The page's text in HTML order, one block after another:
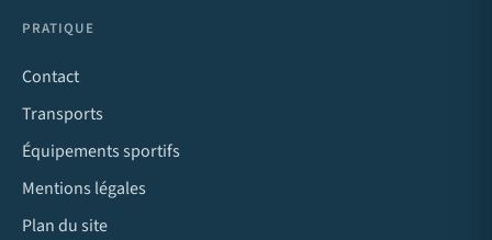
PRATIQUE
Contact
Transports
Équipements sportifs
Mentions légales
Plan du site